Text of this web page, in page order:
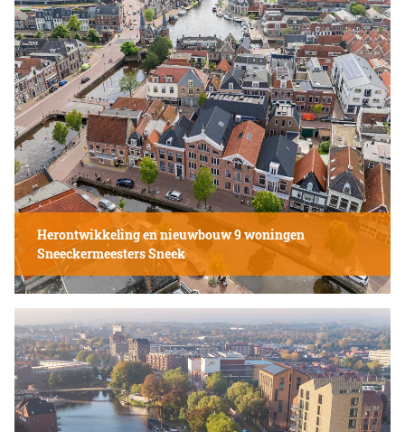
Herontwikkeling en nieuwbouw 9 woningen
Sneeckermeesters Sneek